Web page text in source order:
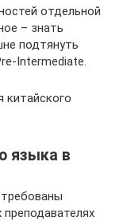
отдельной
– знать
подтянуть
Intermediate.
китайского
языка в